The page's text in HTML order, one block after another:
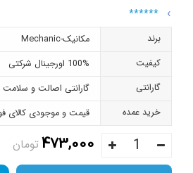
******
برند
مکانیک-Mechanic
کیفیت
100% اورجینال شرکتی
گارانتی
گارانتی اصالت و سلامت
خرید عمده
قیمت و موجودی کالای
473,000تومان